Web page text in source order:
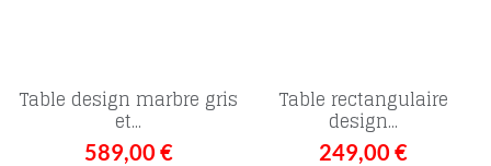
Table design marbre gris
et...
589,00 €
Table rectangulaire
design...
249,00 €